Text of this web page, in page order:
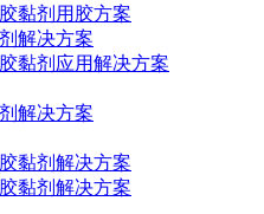
黏剂用胶方案
解决方案
黏剂应用解决方案
解决方案
黏剂解决方案
黏剂解决方案